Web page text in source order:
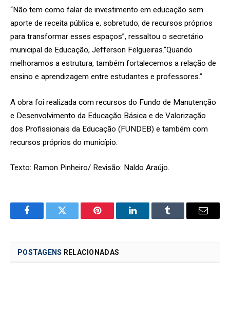
“Não tem como falar de investimento em educação sem
aporte de receita pública e, sobretudo, de recursos próprios
para transformar esses espaços”, ressaltou o secretário
municipal de Educação, Jefferson Felgueiras.“Quando
melhoramos a estrutura, também fortalecemos a relação de
ensino e aprendizagem entre estudantes e professores.”
A obra foi realizada com recursos do Fundo de Manutenção
e Desenvolvimento da Educação Básica e de Valorização
dos Profissionais da Educação (FUNDEB) e também com
recursos próprios do município.
Texto: Ramon Pinheiro/ Revisão: Naldo Araújo.
FacebookTwitter Pinterest LinkedInTumblr Email
POSTAGENS RELACIONADAS